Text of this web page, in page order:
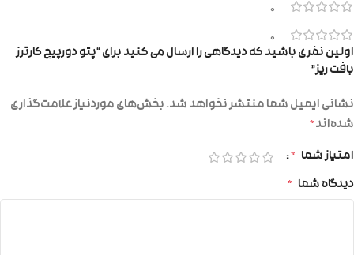
0
0
اولین نفری باشید که دیدگاهی را ارسال می کنید برای “پتو دورپیچ کارترز
بافت ریز”
نشانی ایمیل شما منتشر نخواهد شد.بخش‌های موردنیاز علامت‌گذاری
شده‌اند*
امتیاز شما *
دیدگاه شما *